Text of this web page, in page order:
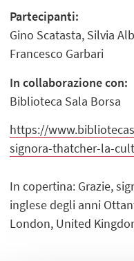
Partecipanti:
Gino Scatasta, Silvia
Francesco Garbari
In collaborazione con:
Biblioteca Sala Borsa
https://
signora-thatcher-la-
In copertina: Grazie,
inglese degli anni
London, United